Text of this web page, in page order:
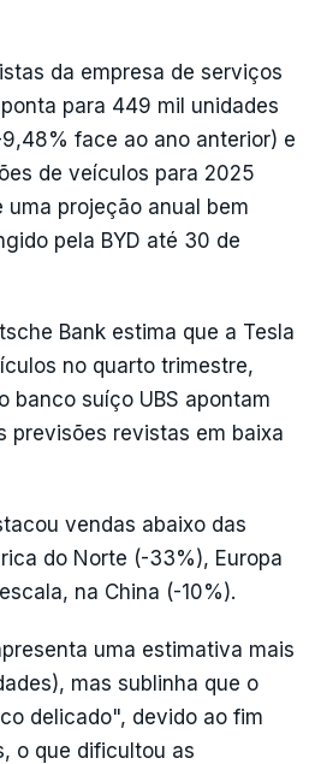
da empresa de serviços
para 449 mil unidades
face ao ano anterior) e
de veículos para 2025
uma projeção anual bem
pela BYD até 30 de
Bank estima que a Tesla
no quarto trimestre,
banco suíço UBS apontam
previsões revistas em baixa
vendas abaixo das
do Norte (-33%), Europa
na China (-10%).
uma estimativa mais
mas sublinha que o
delicado", devido ao fim
o que dificultou as